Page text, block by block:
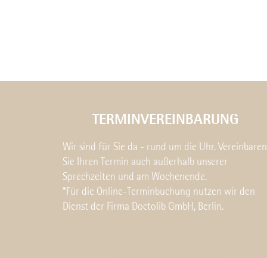
TERMINVEREINBARUNG
Wir sind für Sie da - rund um die Uhr. Vereinbaren
Sie Ihren Termin auch außerhalb unserer
Sprechzeiten und am Wochenende.
*Für die Online-Terminbuchung nutzen wir den
Dienst der Firma Doctolib GmbH, Berlin.